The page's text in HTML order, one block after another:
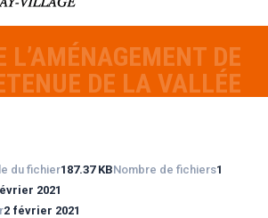
L’AMÉNAGEMENT DE
DE LA VALLÉE
du fichier187.37 KBNombre de fichiers1
2021
2 février 2021